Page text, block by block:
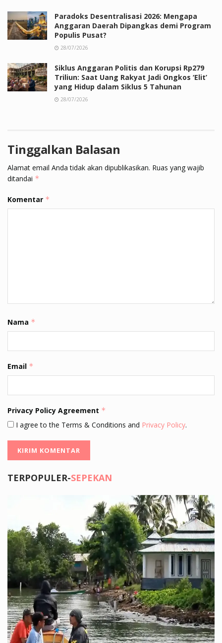
Paradoks Desentralisasi 2026: Mengapa
Anggaran Daerah Dipangkas demi Program
Populis Pusat?
28/07/2026
Siklus Anggaran Politis dan Korupsi Rp279
Triliun: Saat Uang Rakyat Jadi Ongkos ‘Elit’
yang Hidup dalam Siklus 5 Tahunan
28/07/2026
Tinggalkan Balasan
Alamat email Anda tidak akan dipublikasikan. Ruas yang wajib
ditandai *
Komentar *
Nama *
Email *
Privacy Policy Agreement *
I agree to the Terms & Conditions and Privacy Policy.
TERPOPULER-SEPEKAN